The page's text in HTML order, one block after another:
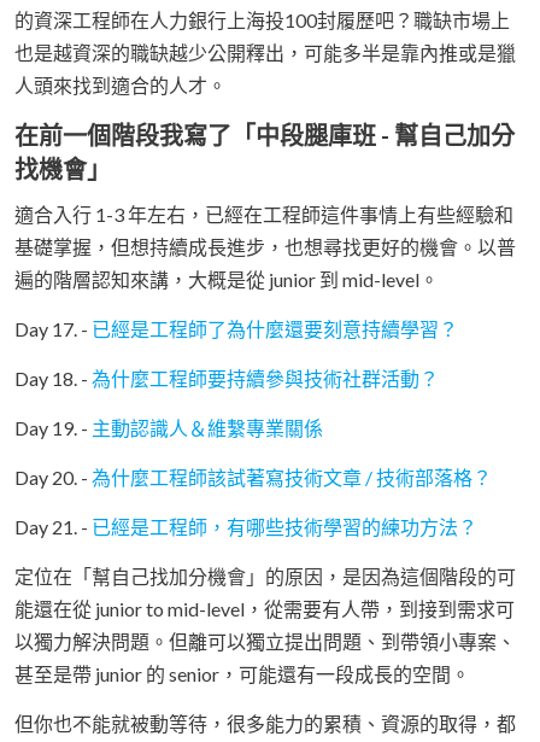
的資深工程師在人力銀行上海投100封履歷吧？職缺市場上
也是越資深的職缺越少公開釋出，可能多半是靠內推或是獵
人頭來找到適合的人才。
在前一個階段我寫了「中段腿庫班 - 幫自己加分
找機會」
適合入行 1-3 年左右，已經在工程師這件事情上有些經驗和
基礎掌握，但想持續成長進步，也想尋找更好的機會。以普
遍的階層認知來講，大概是從 junior 到 mid-level。
Day 17. - 已經是工程師了為什麼還要刻意持續學習？
Day 18. - 為什麼工程師要持續參與技術社群活動？
Day 19. - 主動認識人＆維繫專業關係
Day 20. - 為什麼工程師該試著寫技術文章 / 技術部落格？
Day 21. - 已經是工程師，有哪些技術學習的練功方法？
定位在「幫自己找加分機會」的原因，是因為這個階段的可
能還在從 junior to mid-level，從需要有人帶，到接到需求可
以獨力解決問題。但離可以獨立提出問題、到帶領小專案、
甚至是帶 junior 的 senior，可能還有一段成長的空間。
但你也不能就被動等待，很多能力的累積、資源的取得，都